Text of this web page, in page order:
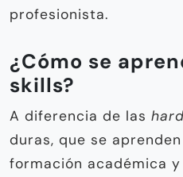
profesionista.
¿Cómo se
skills?
A diferencia de las
duras, que se
formación académica